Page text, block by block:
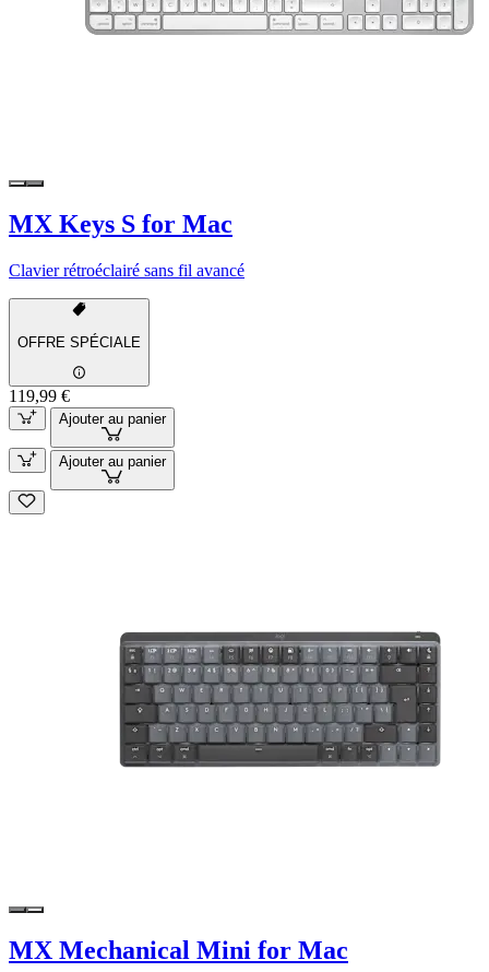
MX Keys S for Mac
Clavier rétroéclairé sans fil avancé
OFFRE SPÉCIALE
119,99 €
Ajouter au panier
Ajouter au panier
MX Mechanical Mini for Mac